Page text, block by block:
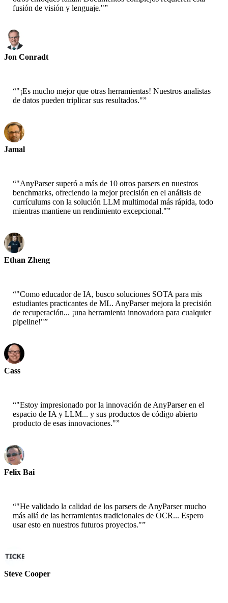
fusión de visión y lenguaje."”
Jon Conradt
“"¡Es mucho mejor que otras herramientas! Nuestros analistas
de datos pueden triplicar sus resultados."”
Jamal
“"AnyParser superó a más de 10 otros parsers en nuestros
benchmarks, ofreciendo la mejor precisión en el análisis de
currículums con la solución LLM multimodal más rápida, todo
mientras mantiene un rendimiento excepcional."”
Ethan Zheng
“"Como educador de IA, busco soluciones SOTA para mis
estudiantes practicantes de ML. AnyParser mejora la precisión
de recuperación... ¡una herramienta innovadora para cualquier
pipeline!"”
Cass
“"Estoy impresionado por la innovación de AnyParser en el
espacio de IA y LLM... y sus productos de código abierto
producto de esas innovaciones."”
Felix Bai
“"He validado la calidad de los parsers de AnyParser mucho
más allá de las herramientas tradicionales de OCR... Espero
usar esto en nuestros futuros proyectos."”
Steve Cooper